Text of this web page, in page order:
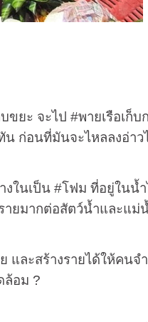
ขยะ จะไป #พายเรือเก็บ
น ก่อนที่มันจะไหลลงอ่าว
ในเป็น #โฟม ที่อยู่ในน้
ยมากต่อสัตว์น้ำและแม่น้
และสร้างรายได้ให้คน
ล้อม ?